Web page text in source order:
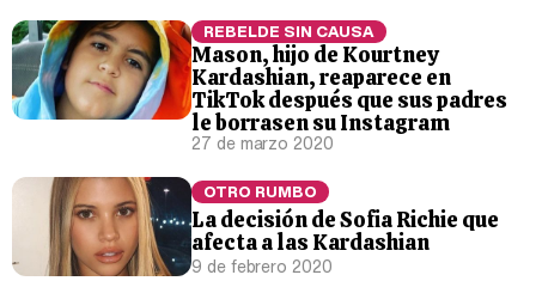
REBELDE SIN CAUSA
Mason, hijo de Kourtney
Kardashian, reaparece en
TikTok después que sus padres
le borrasen su Instagram
27 de marzo 2020
OTRO RUMBO
La decisión de Sofia Richie que
afecta a las Kardashian
9 de febrero 2020